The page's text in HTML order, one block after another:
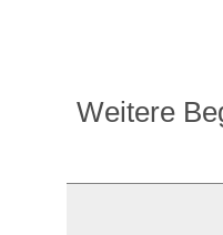
Weitere